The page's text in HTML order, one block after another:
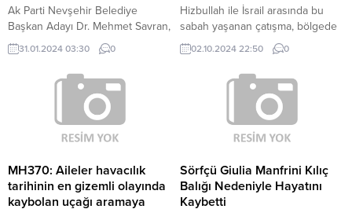
Ak Parti Nevşehir Belediye
Başkan Adayı Dr. Mehmet Savran,
“Hemşehrilerimizin bir kez daha
ilgisine, alakasına mazhar olmak
için basmadık yer bırakmayacağız.
Bize durmak da yok yorulmak da.”
31.01.2024 03:30 0
Hizbullah ile İsrail arasında bu
sabah yaşanan çatışma, bölgede
uzun süredir devam eden
gerilimin son halkası olarak dikkat
çekiyor. Hizbullah’a yakın
kaynakların verdiği bilgilere göre,
İsrail’in Egoz birliğine bağlı özel
kuvvetler, Lübnan’ın güneyinde
Hizbullah’a ait bir binaya yönelik
Hizbullah bu saldırıyı püskürterek
İsrail’e ağır kayıplar verdirdi....
02.10.2024 22:50 0
MH370: Aileler havacılık
tarihinin en gizemli olayında
kaybolan uçağı aramaya
Sörfçü Giulia Manfrini Kılıç
Balığı Nedeniyle Hayatını
Kaybetti